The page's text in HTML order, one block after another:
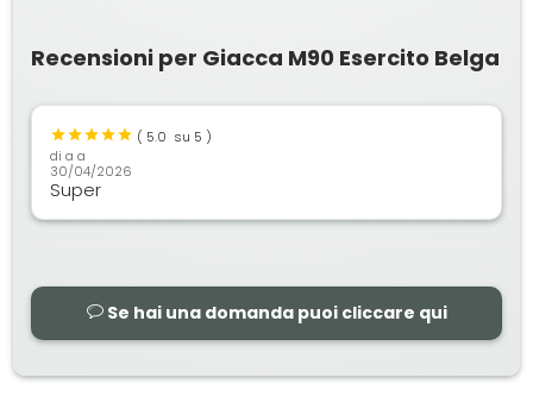
Recensioni per Giacca M90 Esercito Belga
( 5.0 su 5 )
dia a
30/04/2026
Super
Se hai una domanda puoi cliccare qui